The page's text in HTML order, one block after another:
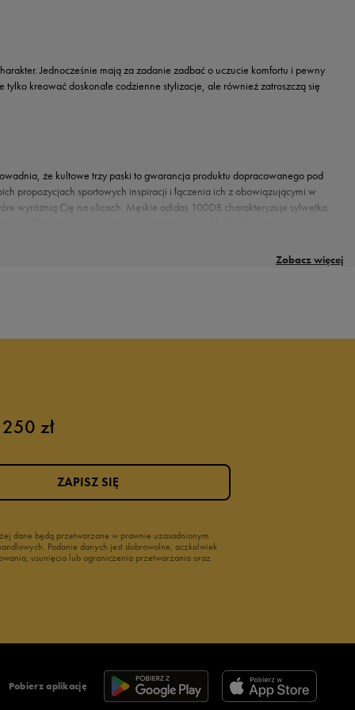
Zobacz więcej
Jednocześnie mają za zadanie zadbać o uczucie komfortu i pewny
kreować doskonałe codzienne stylizacje, ale również zatroszczą się
że kultowe trzy paski to gwarancja produktu dopracowanego pod
propozycjach sportowych inspiracji i łączenia ich z obowiązującymi w
wyróżnią Cię na ulicach. Męskie adidas 100DB charakteryzuje sylwetka
przyjemnej w dotyku i oddychającej wyściółki. Model zamyka
Znajdziesz u nas ponadczasowe, pasujące do wszystkiego czarne oraz
zł
dane będą przetwarzane w prawnie uzasadnionym
Podanie danych jest dobrowolne, aczkolwiek
usunięcia lub ograniczenia przetwarzania oraz
ZAPISZ SIĘ
Pobierz aplikację